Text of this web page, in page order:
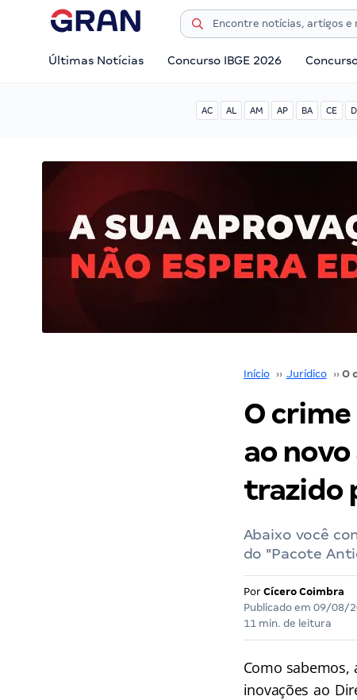
Últimas Notícias Concurso IBGE 2026
AC AL AM AP BA CE
Início ›› Jurídico ››
O
ao
trazido
Abaixo você
do "Pacote
Por Cícero Coimbra
Publicado em 09/08/
11 min. de leitura
Como sabemos,
inovações ao